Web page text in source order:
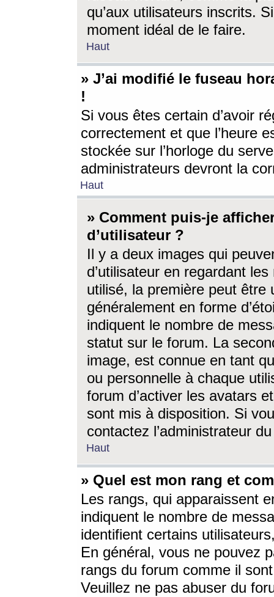
qu’aux utilisateurs inscrits.
moment idéal de le faire.
Haut
» J’ai modifié le fuseau
!
Si vous êtes certain d’avoir
correctement et que l’heure
stockée sur l’horloge du
administrateurs devront la
Haut
» Comment puis-je
d’utilisateur ?
Il y a deux images qui
d’utilisateur en regardant
utilisé, la première peut être
généralement en forme
indiquent le nombre de
statut sur le forum. La
image, est connue en tant
ou personnelle à chaque
forum d’activer les avatars
sont mis à disposition. Si
contactez l’administrateur
Haut
» Quel est mon rang et
Les rangs, qui apparaissent
indiquent le nombre de
identifient certains
En général, vous ne pouvez
rangs du forum comme il
Veuillez ne pas abuser du